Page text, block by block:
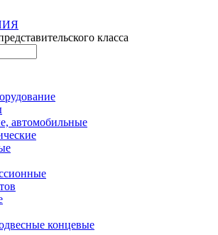
класса
автомобильные
концевые